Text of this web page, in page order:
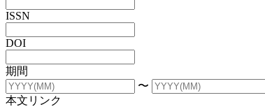
ISSN
DOI
期間
〜
本文リンク